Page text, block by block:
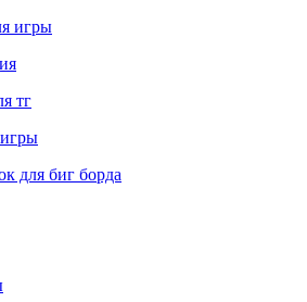
игры
тг
для биг борда